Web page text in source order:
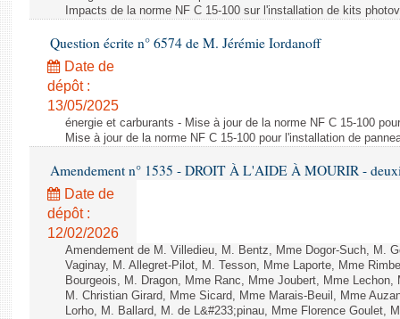
Impacts de la norme NF C 15-100 sur l'installation de kits
Question écrite n° 6574 de M. Jérémie Iordanoff
Date de
dépôt :
13/05/2025
énergie et carburants - Mise à jour de la norme NF C 15-100
Mise à jour de la norme NF C 15-100 pour l'installation de
Amendement n° 1535 - DROIT À L'AIDE À MOURIR -
Date de
dépôt :
12/02/2026
Amendement de M. Villedieu, M. Bentz, Mme Dogor-Such, M.
Vaginay, M. Allegret-Pilot, M. Tesson, Mme Laporte, Mme
Bourgeois, M. Dragon, Mme Ranc, Mme Joubert, Mme
M. Christian Girard, Mme Sicard, Mme Marais-Beuil, Mme
Lorho, M. Ballard, M. de L&#233;pinau, Mme Florence Goulet,